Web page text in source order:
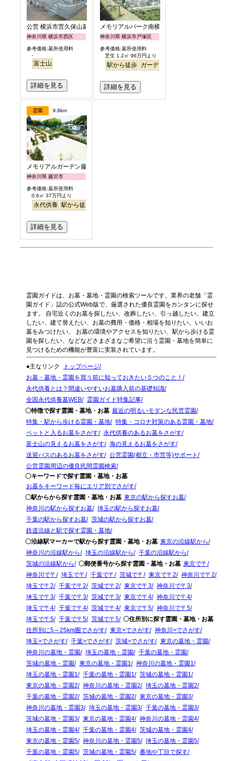
公営 横浜市営久保山墓地
神奈川県 横浜市西区
参考価格:墓所使用料
-
富士山
詳細を見る
メモリアルパーク南横浜
神奈川県 横浜市戸塚区
参考価格:墓所使用料
芝生 1.2㎡ 96万円より
駅から徒歩 ガーデニング
詳細を見る
霊園 9.8km
メモリアルガーデン藤沢第2霊園
神奈川県 藤沢市
参考価格:墓所使用料
0.6㎡ 37万円より
永代供養 駅から徒歩
詳細を見る
霊園ガイドは、お墓・墓地・霊園の検索ツールです。業界の老舗「霊
園ガイド」誌の公式Web版で、厳選された優良霊園をカンタンに探せ
ます。 自宅近くのお墓を探したい、改葬したい、引っ越したい、建立
したい、建て替えたい、お墓の費用・価格・相場を知りたい、いいお
墓をみつけたい、 お墓の環境やアクセスを知りたい、駅から歩ける霊
園を探したい、などなどさまざまなご希望に沿う霊園・墓地を簡単に
見つけるための機能が豊富に実装されています。
●主なリンク
トップページ
お墓・墓地・霊園を買う前に知っておきたい５つのこと！
永代供養とは？間違いやすいお墓購入前の基礎知識
全国永代供養墓WEB
霊園ガイド特集記事
〇特徴で探す霊園・墓地・お墓 最近の明るいモダンな民営霊園
特集・駅から歩ける霊園・墓地
特集・コロナ対策のある霊園・墓地
ペットと入るお墓をさがす
永代供養のあるお墓をさがす
富士山の見えるお墓をさがす
海の見えるお墓をさがす
送迎バスのあるお墓をさがす
公営霊園(都立・市営等)サポート
公営霊園周辺の優良民間霊園検索
〇キーワードで探す霊園・墓地・お墓
お墓をキーワード毎にエリア別でさがす
〇駅からから探す霊園・墓地・お墓 東京の駅から探すお墓
神奈川の駅から探すお墓
埼玉の駅から探すお墓
千葉の駅から探すお墓
茨城の駅から探すお墓
鉄道沿線と駅で探す霊園・墓地
〇沿線駅マーカーで駅から探す霊園・墓地・お墓 東京の沿線駅から
神奈川の沿線駅から
埼玉の沿線駅から
千葉の沿線駅から
茨城の沿線駅から
〇郵便番号から探す霊園・墓地・お墓 東京で〒
神奈川で〒
埼玉で〒 千葉で〒 茨城で〒 東京で〒2
神奈川で〒2
埼玉で〒2
千葉で〒2 茨城で〒2 東京で〒3
神奈川で〒3
埼玉で〒3
千葉で〒3 茨城で〒3 東京で〒4
神奈川で〒4
埼玉で〒4
千葉で〒4 茨城で〒4 東京で〒5
神奈川で〒5
埼玉で〒5
千葉で〒5 茨城で〒5
〇住所別に探す霊園・墓地・お墓
住所別に5～25km圏でさがす
東京>でさがす
神奈川>でさがす
埼玉>でさがす
千葉>でさがす 茨城>でさがす
東京の墓地・霊園
神奈川の墓地・霊園
埼玉の墓地・霊園
千葉の墓地・霊園
茨城の墓地・霊園
東京の墓地・霊園1
神奈川の墓地・霊園1
埼玉の墓地・霊園1
千葉の墓地・霊園1
茨城の墓地・霊園1
東京の墓地・霊園2
神奈川の墓地・霊園2
埼玉の墓地・霊園2
千葉の墓地・霊園2
茨城の墓地・霊園2
東京の墓地・霊園3
神奈川の墓地・霊園3
埼玉の墓地・霊園3
千葉の墓地・霊園3
茨城の墓地・霊園3
東京の墓地・霊園4
神奈川の墓地・霊園4
埼玉の墓地・霊園4
千葉の墓地・霊園4
茨城の墓地・霊園4
東京の墓地・霊園5
神奈川の墓地・霊園5
埼玉の墓地・霊園5
千葉の墓地・霊園5
茨城の墓地・霊園5
番地や丁目で探す